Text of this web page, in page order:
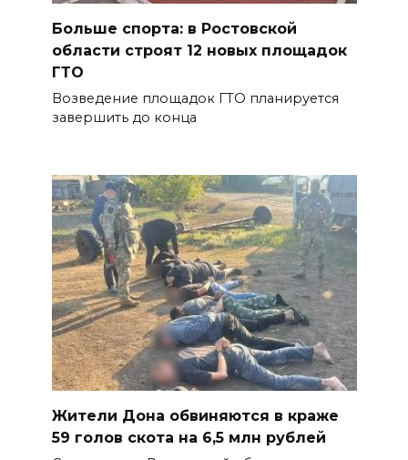
Больше спорта: в Ростовской
области строят 12 новых площадок
ГТО
Возведение площадок ГТО планируется
завершить до конца
Жители Дона обвиняются в краже
59 голов скота на 6,5 млн рублей